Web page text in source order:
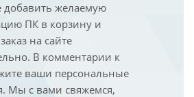
желаемую
ПК в корзину и
на сайте
В комментарии к
ваши персональные
Мы с вами свяжемся,